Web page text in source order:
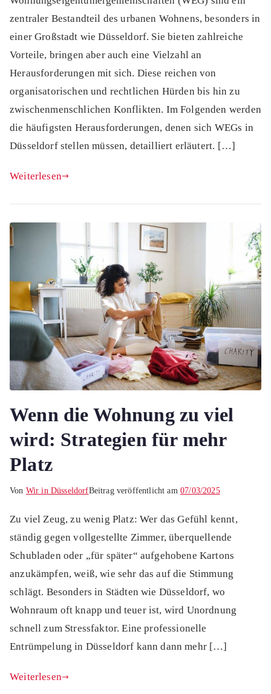
zentraler Bestandteil des urbanen Wohnens, besonders in
einer Großstadt wie Düsseldorf. Sie bieten zahlreiche
Vorteile, bringen aber auch eine Vielzahl an
Herausforderungen mit sich. Diese reichen von
organisatorischen und rechtlichen Hürden bis hin zu
zwischenmenschlichen Konflikten. Im Folgenden werden
die häufigsten Herausforderungen, denen sich WEGs in
Düsseldorf stellen müssen, detailliert erläutert. […]
Weiterlesen
Wenn die Wohnung zu viel
wird: Strategien für mehr
Platz
Von Wir in DüsseldorfBeitrag veröffentlicht am 07/03/2025
Zu viel Zeug, zu wenig Platz: Wer das Gefühl kennt,
ständig gegen vollgestellte Zimmer, überquellende
Schubladen oder „für später“ aufgehobene Kartons
anzukämpfen, weiß, wie sehr das auf die Stimmung
schlägt. Besonders in Städten wie Düsseldorf, wo
Wohnraum oft knapp und teuer ist, wird Unordnung
schnell zum Stressfaktor. Eine professionelle
Entrümpelung in Düsseldorf kann dann mehr […]
Weiterlesen